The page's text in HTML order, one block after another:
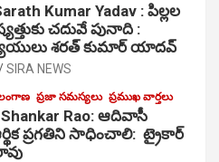
Kumar Yadav : పిల్లల
చదువే పునాది :
శరత్ కుమార్ యాదవ్
SIRA NEWS
ప్రజా సమస్యలు ప్రముఖ వార్తలు
Shankar Rao: ఆదివాసీ
ప్రగతిని సాధించాలి: ట్రైకార్